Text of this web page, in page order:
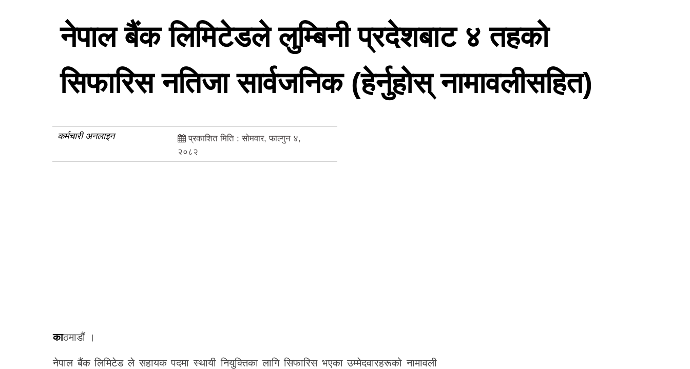
नेपाल बैंक लिमिटेडले लुम्बिनी प्रदेशबाट ४ तहको
सिफारिस नतिजा सार्वजनिक (हेर्नुहोस् नामावलीसहित)
कर्मचारी अनलाइन
प्रकाशित मिति : सोमवार, फाल्गुन ४,
२०८२
काठमाडौं ।
नेपाल बैंक लिमिटेडले सहायक पदमा स्थायी नियुक्तिका लागि सिफारिस भएका उम्मेदवारहरूको नामावली